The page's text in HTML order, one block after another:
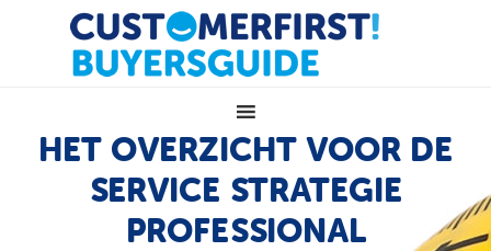
HET OVERZICHT VOOR DE
SERVICE STRATEGIE
PROFESSIONAL